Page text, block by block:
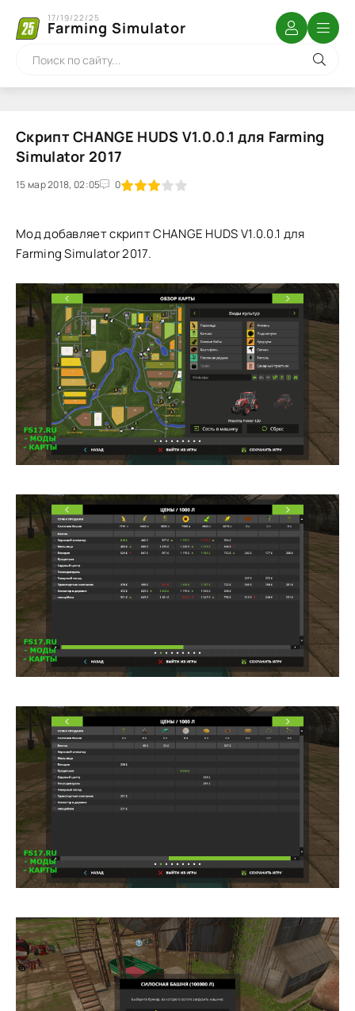
Farming Simulator
17/19/22/25
Скрипт CHANGE HUDS V1.0.0.1 для Farming
Simulator 2017
15 мар 2018, 02:05 0
1 2 3 4 5
Мод добавляет скрипт CHANGE HUDS V1.0.0.1 для
Farming Simulator 2017.